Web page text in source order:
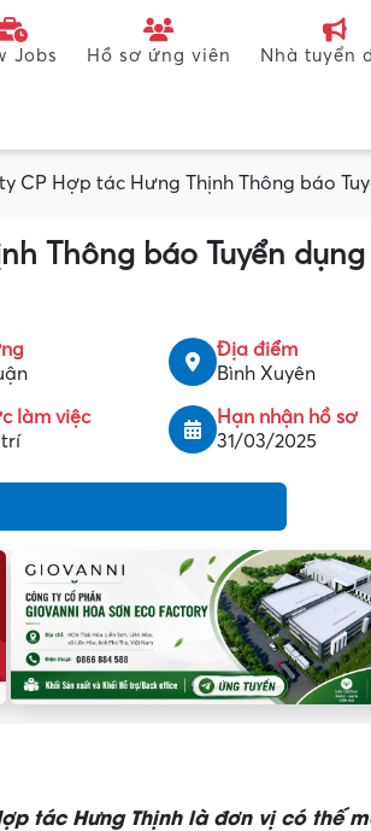
Jobs Hồ sơ ứng viên Nhà tuyển
CP Hợp tác Hưng Thịnh Thông báo
Thông báo Tuyển dụng
Địa điểm
Bình Xuyên
làm việc
Hạn nhận hồ sơ
31/03/2025
tác Hưng Thịnh là đơn vị có thế